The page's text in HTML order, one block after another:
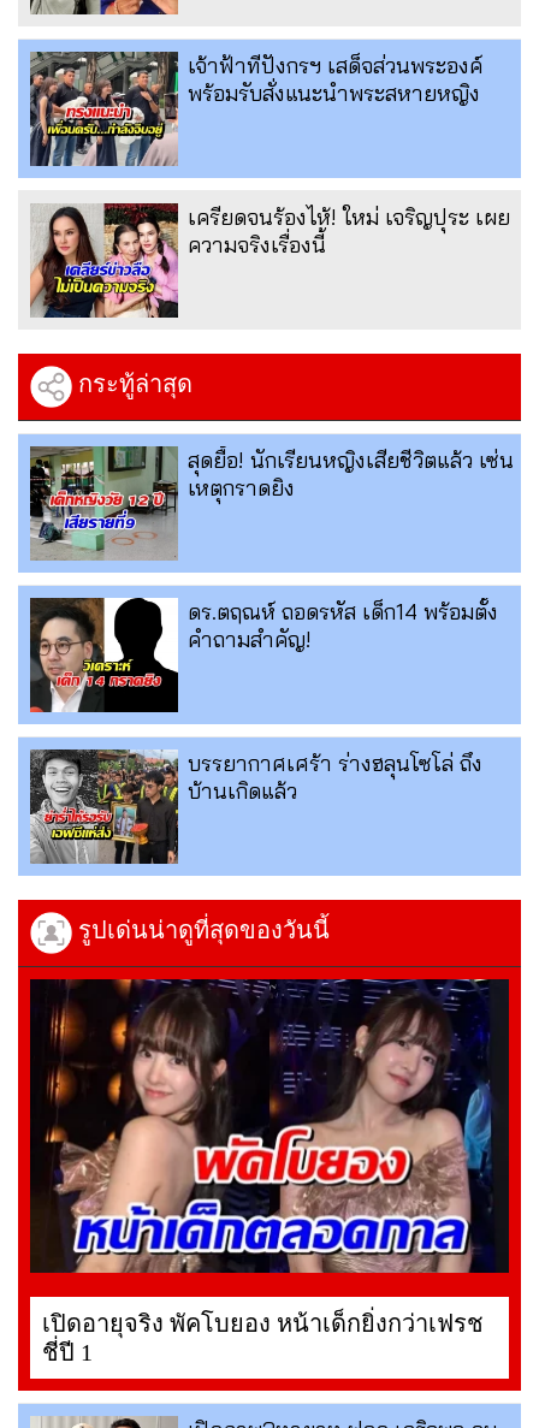
เจ้าฟ้าทีปังกรฯ เสด็จส่วนพระองค์
พร้อมรับสั่งแนะนำพระสหายหญิง
เครียดจนร้องไห้! ใหม่ เจริญปุระ เผย
ความจริงเรื่องนี้
กระทู้ล่าสุด
สุดยื้อ! นักเรียนหญิงเสียชีวิตแล้ว เซ่น
เหตุกราดยิง
ดร.ตฤณห์ ถอดรหัส เด็ก14 พร้อมตั้ง
คำถามสำคัญ!
บรรยากาศเศร้า ร่างฮลุนโซโล่ ถึง
บ้านเกิดแล้ว
รูปเด่นน่าดูที่สุดของวันนี้
เปิดอายุจริง พัคโบยอง หน้าเด็กยิ่งกว่าเฟรช
ชี่ปี 1